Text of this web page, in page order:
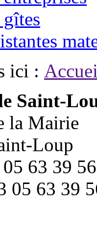
ici :
Saint-
la Mairie
Loup
63 39
05 63 39